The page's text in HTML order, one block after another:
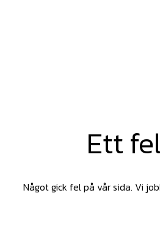
Ett
Något gick fel på vår sida. Vi